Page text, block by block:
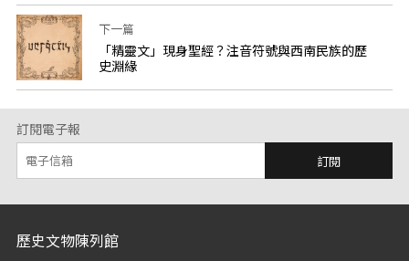
下一篇
「精靈文」現身聖經？注音符號與西南民族的歷
史淵緣
訂閱電子報
訂閱
:::
歷史文物陳列館